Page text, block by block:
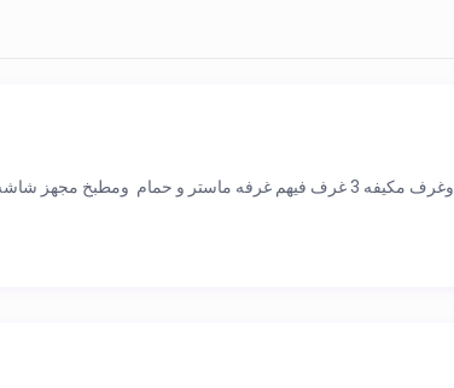
شقه كبيره على البحر مباشر مفروشه وغرف مكيفه 3 غرف فيهم غرفه ماستر و